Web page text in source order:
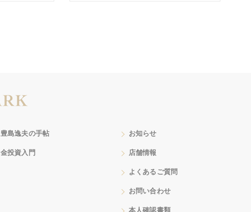
豊島逸夫の手帖
金投資入門
お知らせ
店舗情報
よくあるご質問
お問い合わせ
本人確認書類